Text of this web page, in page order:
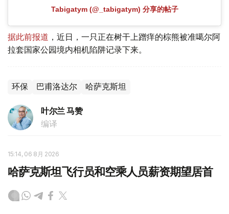
Tabigatym (@_tabigatym) 分享的帖子
据此前报道 ，近日，一只正在树干上蹭痒的棕熊被准噶尔阿
拉套国家公园境内相机陷阱记录下来。
环保 巴甫洛达尔 哈萨克斯坦
叶尔兰 马赞
编译
15:14, 06 8月 2026
哈萨克斯坦飞行员和空乘人员薪资期望居首